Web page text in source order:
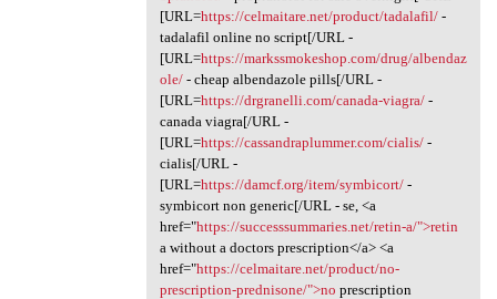
[URL=https://celmaitare.net/product/tadalafil/-
tadalafil online no script[/URL -
[URL=https://markssmokeshop.com/drug/albendaz
ole/- cheap albendazole pills[/URL -
[URL=https://drgranelli.com/canada-viagra/-
canada viagra[/URL -
[URL=https://cassandraplummer.com/cialis/-
cialis[/URL -
[URL=https://damcf.org/item/symbicort/-
symbicort non generic[/URL - se, <a
href="https://successsummaries.net/retin-a/">retin
a without a doctors prescription</a> <a
href="https://celmaitare.net/product/no-
prescription-prednisone/">no prescription